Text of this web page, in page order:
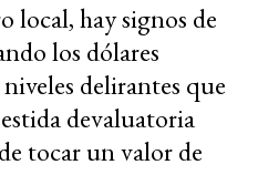
local, hay signos de
los dólares
delirantes que
devaluatoria
tocar un valor de